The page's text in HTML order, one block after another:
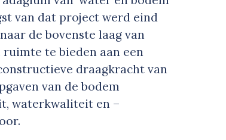
van dat project werd eind
naar de bovenste laag van
te bieden aan een
draagkracht van
van de bodem
waterkwaliteit en –